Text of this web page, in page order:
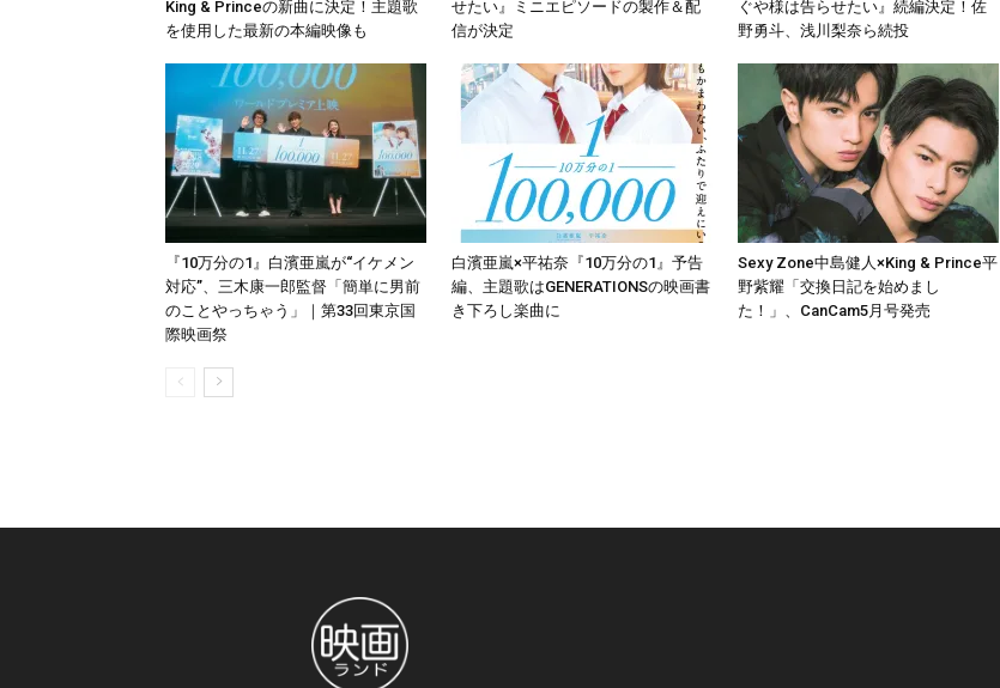
King & Princeの新曲に決定！主題歌
を使用した最新の本編映像も
せたい』ミニエピソードの製作＆配
信が決定
ぐや様は告らせたい』続編決定！佐
野勇斗、浅川梨奈ら続投
『10万分の1』白濱亜嵐が“イケメン
対応”、三木康一郎監督「簡単に男前
のことやっちゃう」｜第33回東京国
際映画祭
白濱亜嵐×平祐奈『10万分の1』予告
編、主題歌はGENERATIONSの映画書
き下ろし楽曲に
Sexy Zone中島健人×King & Prince平
野紫耀「交換日記を始めまし
た！」、CanCam5月号発売